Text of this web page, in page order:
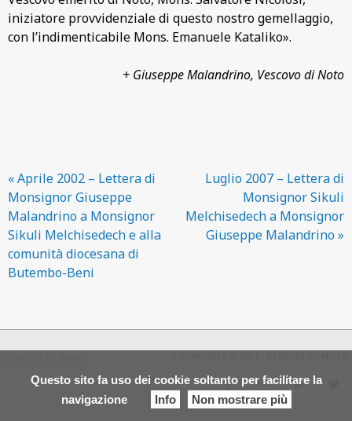
Questo sito fa uso dei cookie soltanto per facilitare la
navigazione
Info Non mostrare più
inizia­tore provvidenziale di questo nostro gemellaggio,
con l’indimenticabile Mons. Emanuele Kataliko».
+ Giuseppe Malandrino, Vescovo di Noto
«Aprile 2002 – Lettera di
Monsignor Giuseppe
Malandrino a Monsignor
Sikuli Melchisedech e alla
comunità diocesana di
Butembo-Beni
Luglio 2007 – Lettera di
Monsignor Sikuli
Melchisedech a Monsignor
Giuseppe Malandrino»
f i